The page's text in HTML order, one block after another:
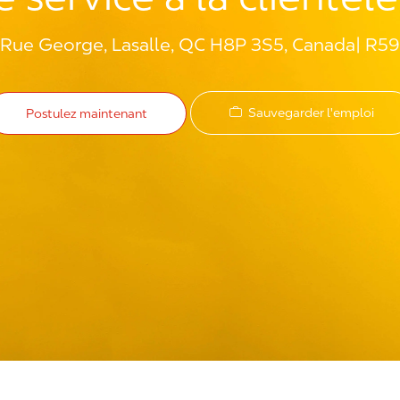
George, Lasalle, QC H8P 3S5, Canada
Postulez maintenant Sauvegarder l'emploi